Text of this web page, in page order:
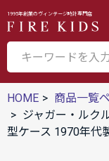
1995年創業のヴィンテージ時計専門店
HOME 商品一覧
ジャガー・ルク
型ケース 1970年代